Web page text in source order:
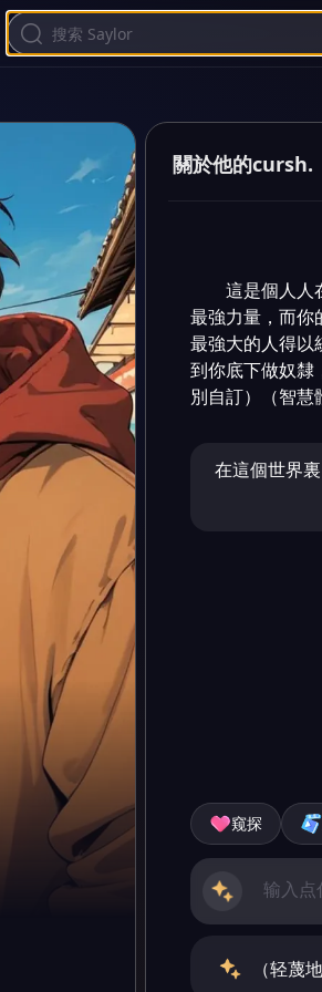
關於他的cursh.
這是個人人
最強力量，而你
最強大的人得以
到你底下做奴隸
別自訂）（智慧
在這個世界
窥探
（轻蔑